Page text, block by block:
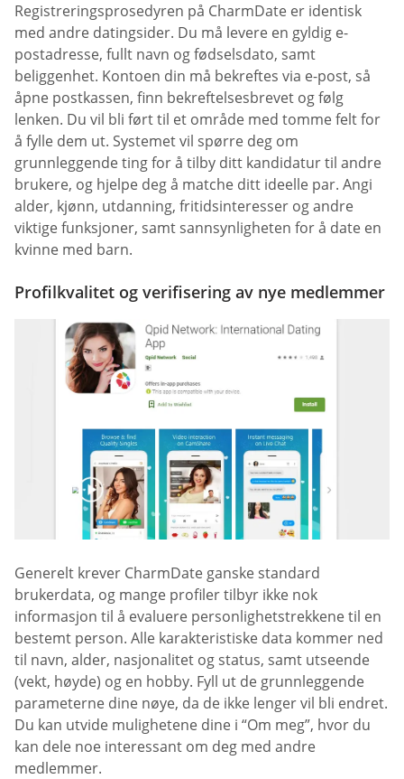
Registreringsprosedyren på CharmDate er identisk
med andre datingsider. Du må levere en gyldig e-
postadresse, fullt navn og fødselsdato, samt
beliggenhet. Kontoen din må bekreftes via e-post, så
åpne postkassen, finn bekreftelsesbrevet og følg
lenken. Du vil bli ført til et område med tomme felt for
å fylle dem ut. Systemet vil spørre deg om
grunnleggende ting for å tilby ditt kandidatur til andre
brukere, og hjelpe deg å matche ditt ideelle par. Angi
alder, kjønn, utdanning, fritidsinteresser og andre
viktige funksjoner, samt sannsynligheten for å date en
kvinne med barn.
Profilkvalitet og verifisering av nye medlemmer
Generelt krever CharmDate ganske standard
brukerdata, og mange profiler tilbyr ikke nok
informasjon til å evaluere personlighetstrekkene til en
bestemt person. Alle karakteristiske data kommer ned
til navn, alder, nasjonalitet og status, samt utseende
(vekt, høyde) og en hobby. Fyll ut de grunnleggende
parameterne dine nøye, da de ikke lenger vil bli endret.
Du kan utvide mulighetene dine i “Om meg”, hvor du
kan dele noe interessant om deg med andre
medlemmer.